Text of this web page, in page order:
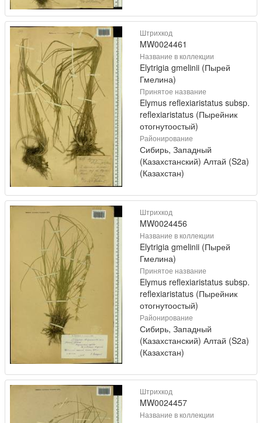
Штрихкод
MW0024461
Название в коллекции
Elytrigia gmelinii (Пырей
Гмелина)
Принятое название
Elymus reflexiaristatus subsp.
reflexiaristatus (Пырейник
отогнутоостый)
Районирование
Сибирь, Западный
(Казахстанский) Алтай (S2a)
(Казахстан)
Штрихкод
MW0024456
Название в коллекции
Elytrigia gmelinii (Пырей
Гмелина)
Принятое название
Elymus reflexiaristatus subsp.
reflexiaristatus (Пырейник
отогнутоостый)
Районирование
Сибирь, Западный
(Казахстанский) Алтай (S2a)
(Казахстан)
Штрихкод
MW0024457
Название в коллекции